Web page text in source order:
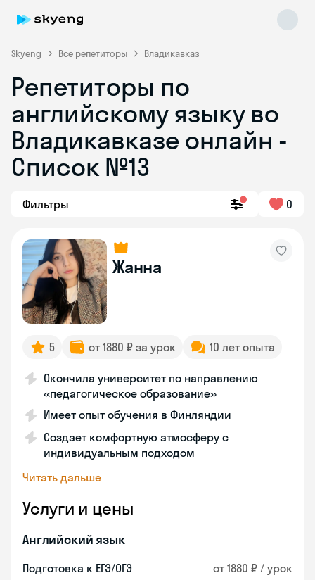
Skyeng Все репетиторы Владикавказ
Репетиторы по
английскому языку во
Владикавказе онлайн -
Список №13
Фильтры 0
Жанна
5 от 1880 ₽ за урок 10 лет опыта
Окончила университет по направлению
«педагогическое образование»
Имеет опыт обучения в Финляндии
Создает комфортную атмосферу с
индивидуальным подходом
Читать дальше
Услуги и цены
Английский язык
Подготовка к ЕГЭ/ОГЭ от 1880 ₽ / урок